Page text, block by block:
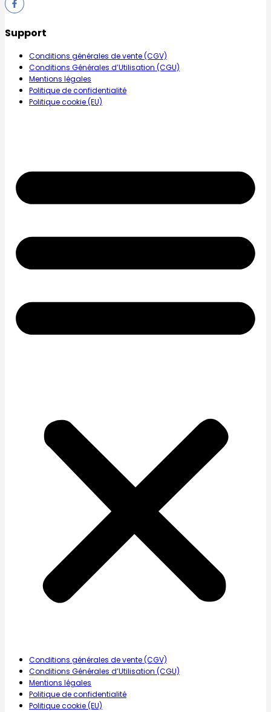
Support
Conditions générales de vente (CGV)
Conditions Générales d’Utilisation (CGU)
Mentions légales
Politique de confidentialité
Politique cookie (EU)
Conditions générales de vente (CGV)
Conditions Générales d’Utilisation (CGU)
Mentions légales
Politique de confidentialité
Politique cookie (EU)